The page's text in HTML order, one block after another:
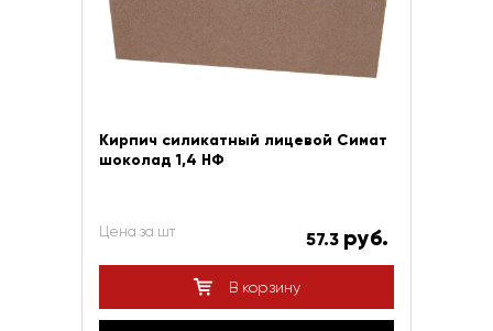
Кирпич силикатный лицевой Симат
шоколад 1,4 НФ
Цена за шт 57.3 руб.
В корзину